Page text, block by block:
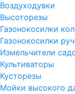
Воздуходувки
Высоторезы
Газонокосилки
Газонокосилки
Измельчители
Культиваторы
Кусторезы
Мойки высокого